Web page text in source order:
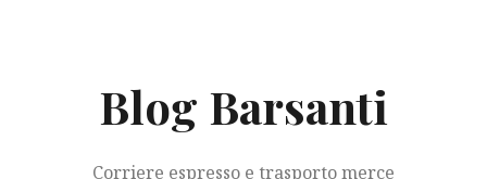
Blog Barsanti
Corriere espresso e trasporto merce